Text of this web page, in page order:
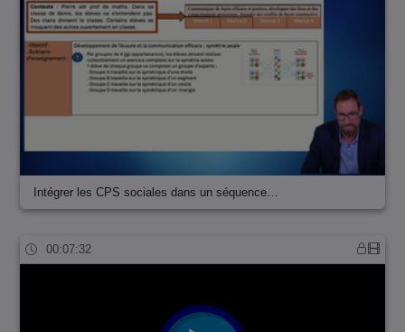
Intégrer les CPS sociales dans un séquence…
00:07:32